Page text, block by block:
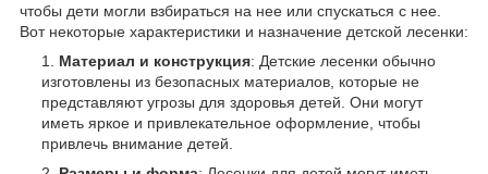
чтобы дети могли взбираться на нее или спускаться с нее.
Вот некоторые характеристики и назначение детской лесенки:
Материал и конструкция: Детские лесенки обычно
изготовлены из безопасных материалов, которые не
представляют угрозы для здоровья детей. Они могут
иметь яркое и привлекательное оформление, чтобы
привлечь внимание детей.